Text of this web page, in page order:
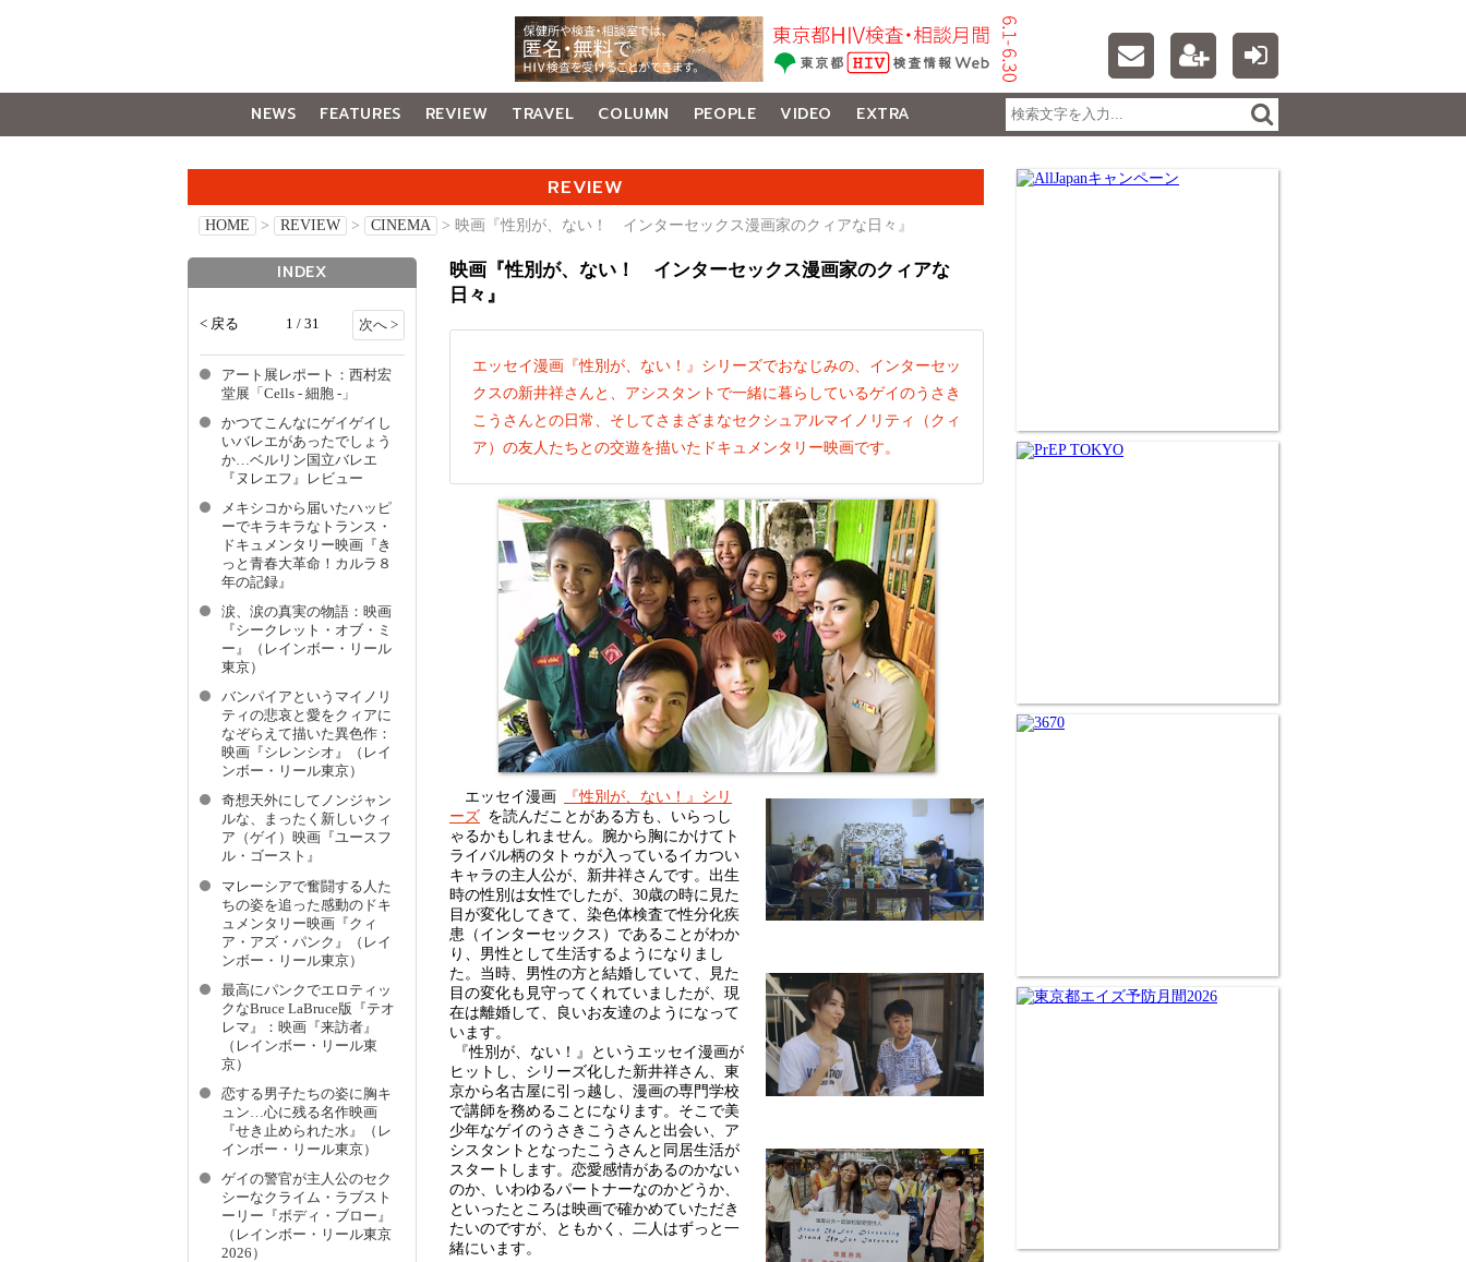
NEWS FEATURES REVIEW TRAVEL COLUMN PEOPLE VIDEO
EXTRA
REVIEW
HOME > REVIEW > CINEMA > 映画『性別が、ない！ インターセックス漫画家のクィアな日々』
映画『性別が、ない！ インターセックス漫画家のクィアな
日々』
エッセイ漫画『性別が、ない！』シリーズでおなじみの、インターセッ
クスの新井祥さんと、アシスタントで一緒に暮らしているゲイのうさき
こうさんとの日常、そしてさまざまなセクシュアルマイノリティ（クィ
ア）の友人たちとの交遊を描いたドキュメンタリー映画です。
エッセイ漫画
『性別が、ない！』シリ
ーズ を読んだことがある方も、いらっし
ゃるかもしれません。腕から胸にかけてト
ライバル柄のタトゥが入っているイカつい
キャラの主人公が、新井祥さんです。出生
時の性別は女性でしたが、30歳の時に見た
目が変化してきて、染色体検査で性分化疾
患（インターセックス）であることがわか
り、男性として生活するようになりまし
た。当時、男性の方と結婚していて、見た
目の変化も見守ってくれていましたが、現
在は離婚して、良いお友達のようになって
います。
『性別が、ない！』というエッセイ漫画が
ヒットし、シリーズ化した新井祥さん、東
京から名古屋に引っ越し、漫画の専門学校
で講師を務めることになります。そこで美
少年なゲイのうさきこうさんと出会い、ア
シスタントとなったこうさんと同居生活が
スタートします。恋愛感情があるのかない
のか、いわゆるパートナーなのかどうか、
といったところは映画で確かめていただき
たいのですが、ともかく、二人はずっと一
緒にいます。
INDEX
< 戻る 1 / 31 次へ >
アート展レポート：西村宏
堂展「Cells - 細胞 -」
かつてこんなにゲイゲイし
いバレエがあったでしょう
か…ベルリン国立バレエ
『ヌレエフ』レビュー
メキシコから届いたハッピ
ーでキラキラなトランス・
ドキュメンタリー映画『き
っと青春大革命！カルラ８
年の記録』
涙、涙の真実の物語：映画
『シークレット・オブ・ミ
ー』（レインボー・リール
東京）
バンパイアというマイノリ
ティの悲哀と愛をクィアに
なぞらえて描いた異色作：
映画『シレンシオ』（レイ
ンボー・リール東京）
奇想天外にしてノンジャン
ルな、まったく新しいクィ
ア（ゲイ）映画『ユースフ
ル・ゴースト』
マレーシアで奮闘する人た
ちの姿を追った感動のドキ
ュメンタリー映画『クィ
ア・アズ・パンク』（レイ
ンボー・リール東京）
最高にパンクでエロティッ
クなBruce LaBruce版『テオ
レマ』：映画『来訪者』
（レインボー・リール東
京）
恋する男子たちの姿に胸キ
ュン…心に残る名作映画
『せき止められた水』（レ
インボー・リール東京）
ゲイの警官が主人公のセク
シーなクライム・ラブスト
ーリー『ボディ・ブロー』
（レインボー・リール東京
2026）